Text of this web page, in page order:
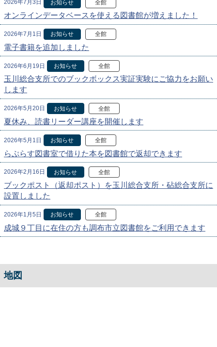
2026年7月3日 お知らせ 全館
オンラインデータベースを使える図書館が増えました！
2026年7月1日 お知らせ 全館
電子書籍を追加しました
2026年6月19日 お知らせ 全館
玉川総合支所でのブックボックス実証実験にご協力をお願い
します
2026年5月20日 お知らせ 全館
夏休み、読書リーダー講座を開催します
2026年5月1日 お知らせ 全館
らぷらす図書室で借りた本を図書館で返却できます
2026年2月16日 お知らせ 全館
ブックポスト（返却ポスト）を玉川総合支所・砧総合支所に
設置しました
2026年1月5日 お知らせ 全館
成城９丁目に在住の方も調布市立図書館をご利用できます
地図